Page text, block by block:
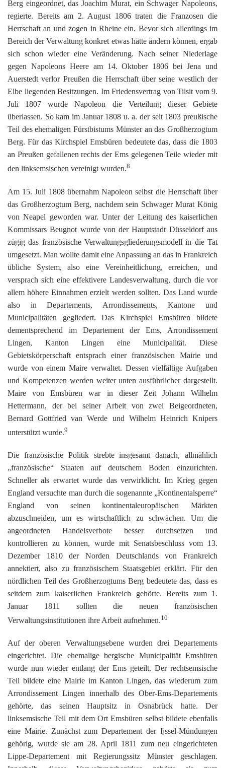
Berg eingeordnet, das Joachim Murat, ein Schwager Napoleons,
regierte. Bereits am 2. August 1806 traten die Franzosen die
Herrschaft an und zogen in Rheine ein. Bevor sich allerdings im
Bereich der Verwaltung konkret etwas hätte ändern können, ergab
sich schon wieder eine Veränderung. Nach seiner Niederlage
gegen Napoleons Heere am 14. Oktober 1806 bei Jena und
Auerstedt verlor Preußen die Herrschaft über seine westlich der
Elbe liegenden Besitzungen. Im Friedensvertrag von Tilsit vom 9.
Juli 1807 wurde Napoleon die Verteilung dieser Gebiete
überlassen. So kam im Januar 1808 u. a. der seit 1803 preußische
Teil des ehemaligen Fürstbistums Münster an das Großherzogtum
Berg. Für das Kirchspiel Emsbüren bedeutete das, dass die 1803
an Preußen gefallenen rechts der Ems gelegenen Teile wieder mit
den linksemsischen vereinigt wurden.8
Am 15. Juli 1808 übernahm Napoleon selbst die Herrschaft über
das Großherzogtum Berg, nachdem sein Schwager Murat König
von Neapel geworden war. Unter der Leitung des kaiserlichen
Kommissars Beugnot wurde von der Hauptstadt Düsseldorf aus
zügig das französische Verwaltungsgliederungsmodell in die Tat
umgesetzt. Man wollte damit eine Anpassung an das in Frankreich
übliche System, also eine Vereinheitlichung, erreichen, und
versprach sich eine effektivere Landesverwaltung, durch die vor
allem höhere Einnahmen erzielt werden sollten. Das Land wurde
also in Departements, Arrondissements, Kantone und
Municipalitäten gegliedert. Das Kirchspiel Emsbüren bildete
dementsprechend im Departement der Ems, Arrondissement
Lingen, Kanton Lingen eine Municipalität. Diese
Gebietskörperschaft entsprach einer französischen Mairie und
wurde von einem Maire verwaltet. Dessen vielfältige Aufgaben
und Kompetenzen werden weiter unten ausführlicher dargestellt.
Maire von Emsbüren war in dieser Zeit Johann Wilhelm
Hettermann, der bei seiner Arbeit von zwei Beigeordneten,
Bernard Gottfried van Werde und Wilhelm Heinrich Knipers
unterstützt wurde.9
Die französische Politik strebte insgesamt danach, allmählich
„französische“ Staaten auf deutschem Boden einzurichten.
Schneller als erwartet wurde das verwirklicht. Im Krieg gegen
England versuchte man durch die sogenannte „Kontinentalsperre“
England von seinen kontinentaleuropäischen Märkten
abzuschneiden, um es wirtschaftlich zu schwächen. Um die
angeordneten Handelsverbote besser durchsetzen und
kontrollieren zu können, wurde mit Senatsbeschluss vom 13.
Dezember 1810 der Norden Deutschlands von Frankreich
annektiert, also zu französischem Staatsgebiet erklärt. Für den
nördlichen Teil des Großherzogtums Berg bedeutete das, dass es
seitdem zum kaiserlichen Frankreich gehörte. Bereits zum 1.
Januar 1811 sollten die neuen französischen
Verwaltungsinstitutionen ihre Arbeit aufnehmen.10
Auf der oberen Verwaltungsebene wurden drei Departements
eingerichtet. Die ehemalige bergische Municipalität Emsbüren
wurde nun wieder entlang der Ems geteilt. Der rechtsemsische
Teil bildete eine Mairie im Kanton Lingen, das wiederum zum
Arrondissement Lingen innerhalb des Ober-Ems-Departements
gehörte, das seinen Hauptsitz in Osnabrück hatte. Der
linksemsische Teil mit dem Ort Emsbüren selbst bildete ebenfalls
eine Mairie. Zunächst zum Departement der Ijssel-Mündungen
gehörig, wurde sie am 28. April 1811 zum neu eingerichteten
Lippe-Departement mit Regierungssitz Münster geschlagen.